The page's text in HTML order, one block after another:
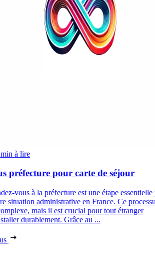
à lire
préfecture pour carte de séjour
vous à la préfecture est une étape essentielle
situation administrative en France. Ce
mais il est crucial pour tout étranger
durablement. Grâce au ...